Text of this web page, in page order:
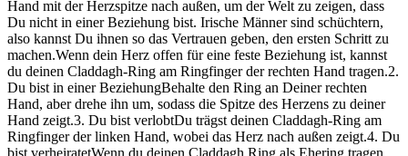
Hand mit der Herzspitze nach außen, um der Welt zu zeigen, dass
Du nicht in einer Beziehung bist. Irische Männer sind schüchtern,
also kannst Du ihnen so das Vertrauen geben, den ersten Schritt zu
machen.Wenn dein Herz offen für eine feste Beziehung ist, kannst
du deinen Claddagh-Ring am Ringfinger der rechten Hand tragen.2.
Du bist in einer BeziehungBehalte den Ring an Deiner rechten
Hand, aber drehe ihn um, sodass die Spitze des Herzens zu deiner
Hand zeigt.3. Du bist verlobtDu trägst deinen Claddagh-Ring am
Ringfinger der linken Hand, wobei das Herz nach außen zeigt.4. Du
bist verheiratetWenn du deinen Claddagh Ring als Ehering tragen